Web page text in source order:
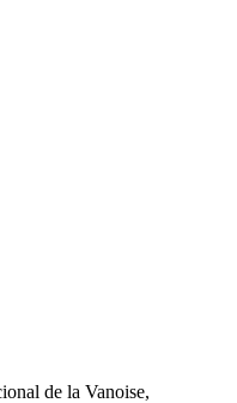
de la Vanoise,